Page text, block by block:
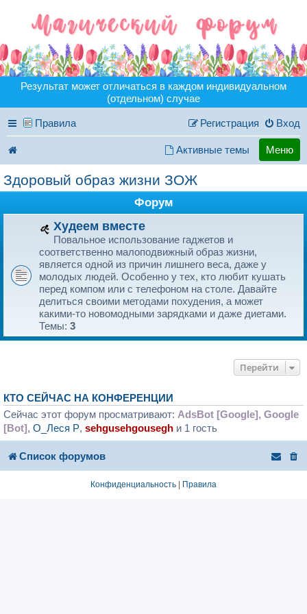
Результат может отличаться в каждом индивидуальном
(отдельном) случае
Правила Вход
Регистрация
Активные темы Меню
Здоровый образ жизни ЗОЖ
Форум
Худеем вместе
Повальное использование гаджетов и
соответственно малоподвижный образ жизни,
является одной из причин лишнего веса, даже у
молодых людей. Особенно у тех, кто любит кушать
перед компом или с телефоном на столе. Давайте
делиться своими методами похудения, а может
какими-то новомодными зарядками и даже диетами.
Темы: 3
Перейти
КТО СЕЙЧАС НА КОНФЕРЕНЦИИ
Сейчас этот форум просматривают: AdsBot [Google], Google
[Bot], О_Леся P, sehgusehgousegh и 1 гость
Список форумов
Конфиденциальность | Правила